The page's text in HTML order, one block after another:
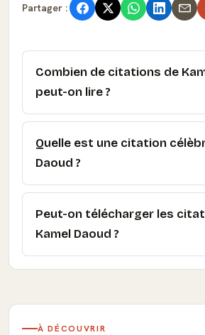
Partager :
Combien de citations de
peut-on lire ?
Quelle est une citation
Daoud ?
Peut-on télécharger les
Kamel Daoud ?
À DÉCOUVRIR